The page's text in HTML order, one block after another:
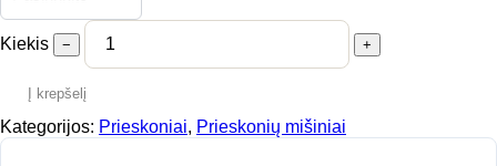
Kiekis − +
Į krepšelį
Kategorijos: Prieskoniai, Prieskonių mišiniai